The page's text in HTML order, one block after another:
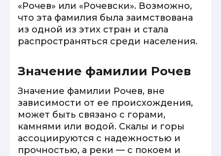
«Рочев» или «Рочевски». Возможно,
что эта фамилия была заимствована
из одной из этих стран и стала
распространяться среди населения.
Значение фамилии Рочев
Значение фамилии Рочев, вне
зависимости от ее происхождения,
может быть связано с горами,
камнями или водой. Скалы и горы
ассоциируются с надежностью и
прочностью, а реки — с покоем и